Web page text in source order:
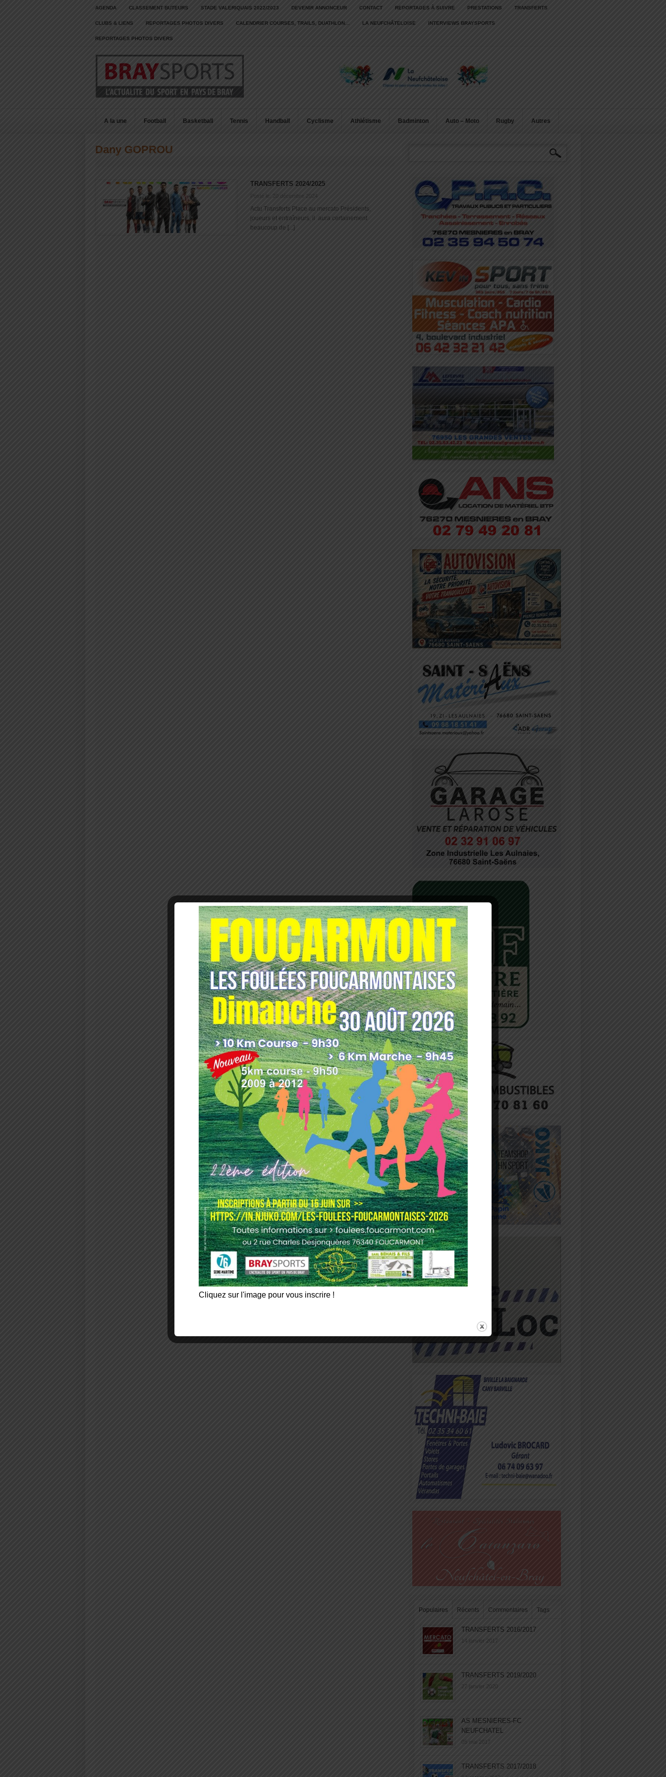
AGENDA CLASSEMENT BUTEURS STADE VALERIQUAIS 2022/2023 DEVENIR ANNONCEUR CONTACT REPORTAGES À SUIVRE PRESTATIONS TRANSFERTS
CLUBS & LIENS REPORTAGES PHOTOS DIVERS CALENDRIER COURSES, TRAILS, DUATHLON… LA NEUFCHÂTELOISE INTERVIEWS BRAYSPORTS
REPORTAGES PHOTOS DIVERS
A la une Football Basketball Tennis Handball Cyclisme Athlétisme Badminton Auto – Moto Rugby Autres
Dany GOPROU
TRANSFERTS 2024/2025
Posté le: 20 décembre 2024
Actu Transferts Place au mercato Présidents,
joueurs et entraîneurs, il aura certainement
beaucoup de [...]
Populaires Récents Commentaires Tags
TRANSFERTS 2016/2017
14 janvier 2017
TRANSFERTS 2019/2020
27 janvier 2020
AS MESNIERES-FC
NEUFCHATEL
05 mai 2017
TRANSFERTS 2017/2018
Cliquez sur l'image pour vous inscrire !